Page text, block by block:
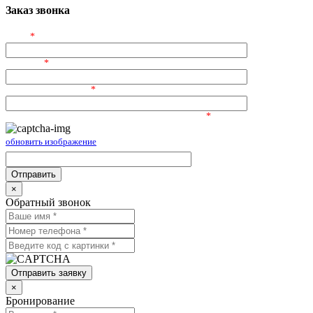
Заказ звонка
*
*
*
*
обновить изображение
×
Обратный звонок
Отправить заявку
×
Бронирование